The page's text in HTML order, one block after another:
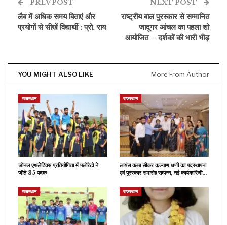
PREV POST
लैब में अधिक समय बिताएं और
प्रयोगों से सीखें विद्यार्थी : प्रो. राय
NEXT POST
राष्ट्रीय बाल पुरस्कार से सम्मानित
जादूगर आंचल का पहला शो
आयोजित – दर्शकों की भारी भीड़
YOU MIGHT ALSO LIKE More From Author
राजस्थान
जोनल एथलेटिक्स प्रतियोगिता में फ्लोरेटो ने
जीते 35 पदक
राजस्थान
लायंस क्लब सीकर कल्याण धणी का पदस्थापना
एवं पुरस्कार समारोह सम्पन्न, नई कार्यकारिणी…
राजस्थान राजस्थान